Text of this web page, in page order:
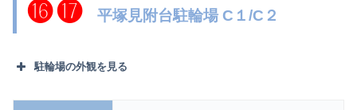
⓰⓱平塚見附台駐輪場 C１/C２
駐輪場の外観を見る